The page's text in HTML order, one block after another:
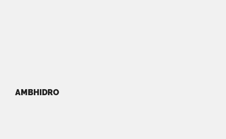
AMBHIDRO